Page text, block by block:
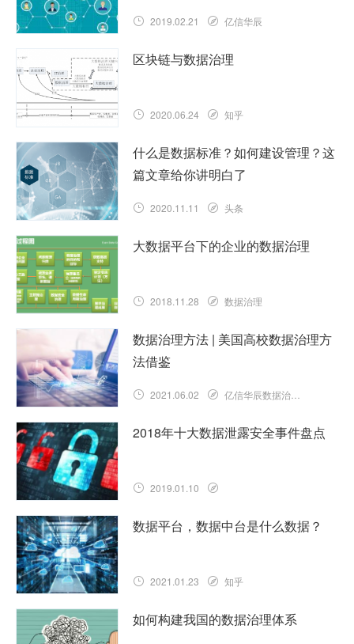
2019.02.21 亿信华辰
区块链与数据治理
2020.06.24 知乎
什么是数据标准？如何建设管理？这
篇文章给你讲明白了
2020.11.11 头条
大数据平台下的企业的数据治理
2018.11.28 数据治理
数据治理方法 | 美国高校数据治理方
法借鉴
2021.06.02 亿信华辰数据治理知识库
2018年十大数据泄露安全事件盘点
2019.01.10
数据平台，数据中台是什么数据？
2021.01.23 知乎
如何构建我国的数据治理体系